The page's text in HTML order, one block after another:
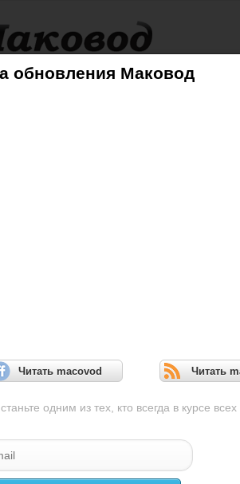
обновления Маковод
Читать macovod Читать
одним из тех, кто всегда в курсе всех
iPhone iPad iPod AppleTV
6…»